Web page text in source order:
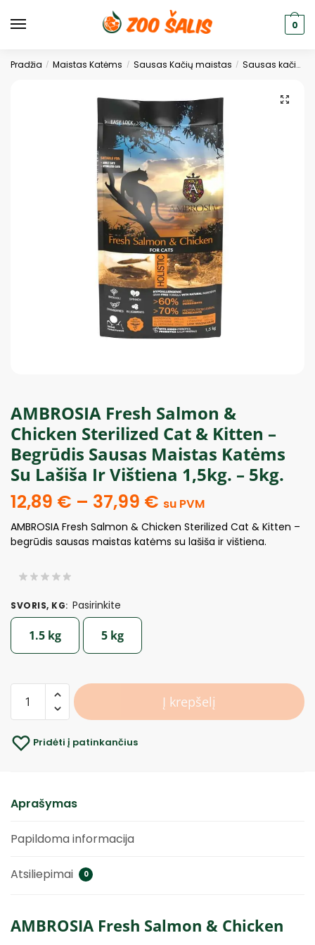
0
Pradžia / Maistas Katėms / Sausas Kačių maistas / Sausas kačių ėdalas
AMBROSIA Fresh Salmon &
Chicken Sterilized Cat & Kitten –
Begrūdis Sausas Maistas Katėms
Su Lašiša Ir Vištiena 1,5kg. – 5kg.
12,89 € – 37,99 € su PVM
AMBROSIA Fresh Salmon & Chicken Sterilized Cat & Kitten –
begrūdis sausas maistas katėms su lašiša ir vištiena.
SVORIS, KG: Pasirinkite
1.5 kg 5 kg
Į krepšelį
Pridėti į patinkančius
Aprašymas
Papildoma informacija
Atsiliepimai 0
AMBROSIA Fresh Salmon & Chicken